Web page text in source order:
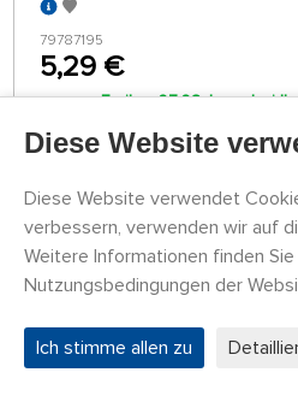
79787195
5,29 €
Freitag 07.08. kann bei
Michací paleta Tamiya (5
Diese Website
Diese Website verwendet
verbessern, verwenden wir auf
Weitere Informationen finden
Nutzungsbedingungen der
Ich stimme allen zu